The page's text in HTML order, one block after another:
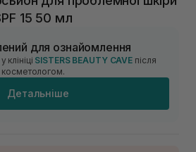
15 50 мл
для ознайомлення
SISTERS BEAUTY CAVE після
косметологом.
Детальніше